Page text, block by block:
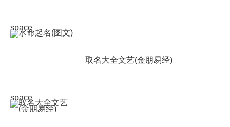
space
space
取名大全文艺(金朋易经)